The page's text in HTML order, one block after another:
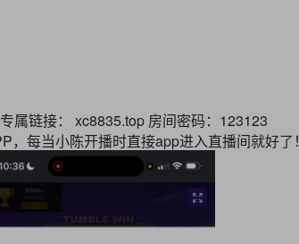
属链接： xc8835.top 房间密码：123123
每当小陈开播时直接app进入直播间就好了！